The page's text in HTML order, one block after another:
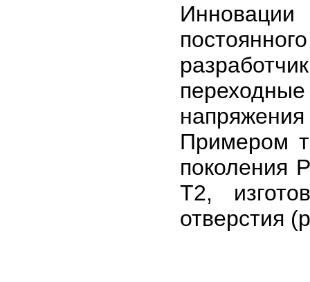
Примером
поколения
T2,
отверстия